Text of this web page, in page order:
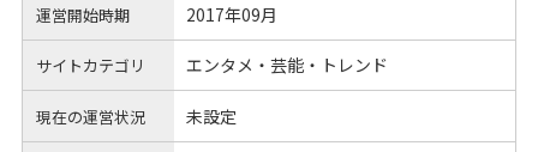
運営開始時期 2017年09月
サイトカテゴリ エンタメ・芸能・トレンド
現在の運営状況 未設定